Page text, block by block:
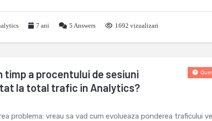
7 ani 5 Answers 1692 vizualizari
timp a procentului de sesiuni
la total trafic in Analytics?
problema: vreau sa vad cum evolueaza ponderea traficului